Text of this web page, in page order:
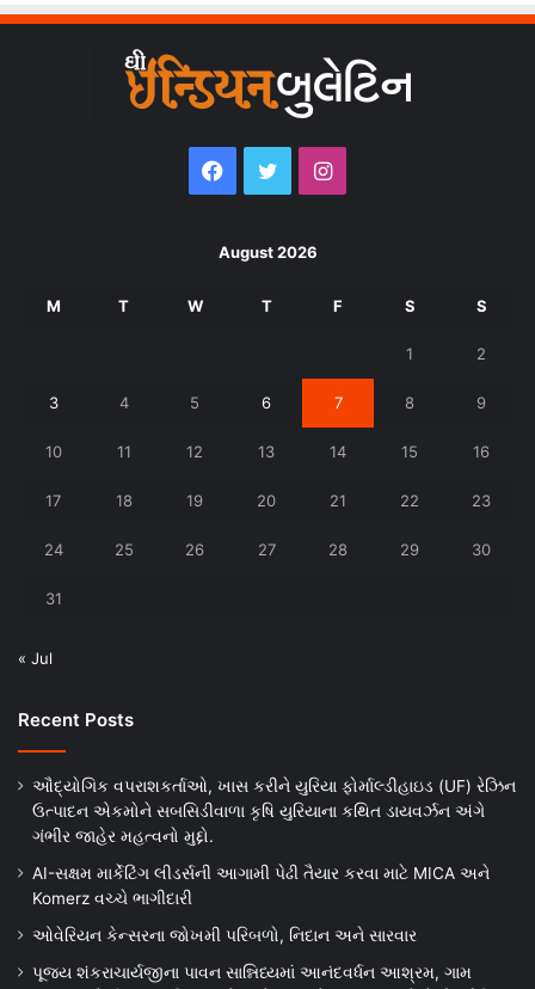
Facebook
TwitterInstagram
August 2026
M T W T F S S
1 2
3 4 5 6 7 8 9
10 11 12 13 14 15 16
17 18 19 20 21 22 23
24 25 26 27 28 29 30
31
« Jul
Recent Posts
ઔદ્યોગિક વપરાશકર્તાઓ, ખાસ કરીને યુરિયા ફોર્માલ્ડીહાઇડ (UF) રેઝિન
ઉત્પાદન એકમોને સબસિડીવાળા કૃષિ યુરિયાના કથિત ડાયવર્ઝન અંગે
ગંભીર જાહેર મહત્વનો મુદ્દો.
AI-સક્ષમ માર્કેટિંગ લીડર્સની આગામી પેઢી તૈયાર કરવા માટે MICA અને
Komerz વચ્ચે ભાગીદારી
ઓવેરિયન કેન્સરના જોખમી પરિબળો, નિદાન અને સારવાર
પૂજ્ય શંકરાચાર્યજીના પાવન સાન્નિધ્યમાં આનંદવર્ધન આશ્રમ, ગામ